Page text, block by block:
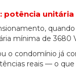
potência
mínima de 3680
o condomínio já
reais — o